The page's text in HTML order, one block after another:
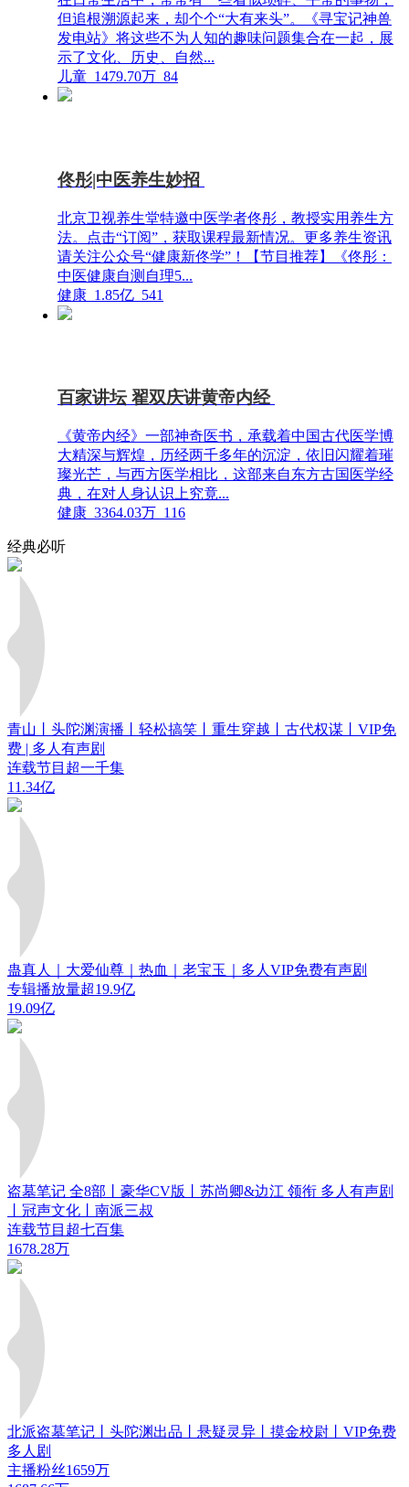
但追根溯源起来，却个个“大有来头”。《寻宝记神兽
发电站》将这些不为人知的趣味问题集合在一起，展
示了文化、历史、自然...
儿童 1479.70万 84
佟彤|中医养生妙招
北京卫视养生堂特邀中医学者佟彤，教授实用养生方
法。点击“订阅”，获取课程最新情况。更多养生资讯
请关注公众号“健康新佟学”！【节目推荐】《佟彤：
中医健康自测自理5...
健康 1.85亿 541
百家讲坛 翟双庆讲黄帝内经
《黄帝内经》一部神奇医书，承载着中国古代医学博
大精深与辉煌，历经两千多年的沉淀，依旧闪耀着璀
璨光芒，与西方医学相比，这部来自东方古国医学经
典，在对人身认识上究竟...
健康 3364.03万 116
经典必听
青山丨头陀渊演播丨轻松搞笑丨重生穿越丨古代权谋丨VIP免
费 | 多人有声剧
连载节目超一千集
11.34亿
蛊真人｜大爱仙尊｜热血｜老宝玉｜多人VIP免费有声剧
专辑播放量超19.9亿
19.09亿
盗墓笔记 全8部丨豪华CV版丨苏尚卿&边江 领衔 多人有声剧
丨冠声文化丨南派三叔
连载节目超七百集
1678.28万
北派盗墓笔记丨头陀渊出品丨悬疑灵异丨摸金校尉丨VIP免费
多人剧
主播粉丝1659万